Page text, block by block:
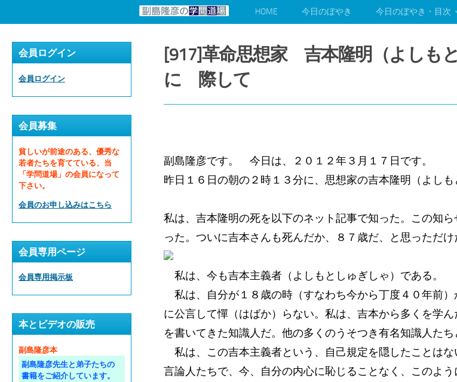
HOME 今日のぼやき 今日のぼやき・目次
[917]革命思想家 吉本隆明（よしも
に 際して
副島隆彦です。 今日は、２０１２年３月１７日です。
昨日１６日の朝の２時１３分に、思想家の吉本隆明（よしも
私は、吉本隆明の死を以下のネット記事で知った。この知
った。ついに吉本さんも死んだか、８７歳だ、と思っただけ
私は、今も吉本主義者（よしもとしゅぎしゃ）である。
私は、自分が１８歳の時（すなわち今から丁度４０年前
に公言して憚（はばか）らない。私は、吉本から多くを学
を書いてきた知識人だ。他の多くのうそつき有名知識人たち
私は、この吉本主義者という、自己規定を隠したことは
言論人たちで、今、自分の内心に恥じることなく、このよ
会員ログイン
会員ログイン
会員募集
貧しいが前途のある、優秀な
若者たちを育てている、当
「学問道場」の会員になって
下さい。
会員のお申し込みはこちら
会員専用ページ
会員専用掲示板
本とビデオの販売
副島隆彦本
副島隆彦先生と弟子たちの
書籍をご紹介しています。